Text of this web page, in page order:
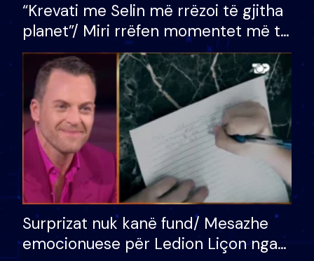
“Krevati me Selin më rrëzoi të gjitha
planet”/ Miri rrëfen momentet më të
bukura në shtëpinë e BB VIP: Do më
mungojë zilja e mëngjesit kur…
Surprizat nuk kanë fund/ Mesazhe
emocionuese për Ledion Liçon nga